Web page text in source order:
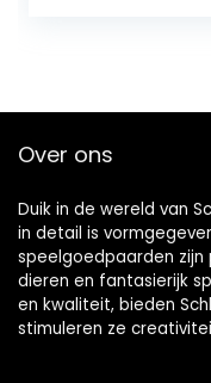
Over ons
Duik in de wereld van
in detail is
speelgoedpaarden
dieren en fantasierijk
en kwaliteit, bieden
stimuleren ze